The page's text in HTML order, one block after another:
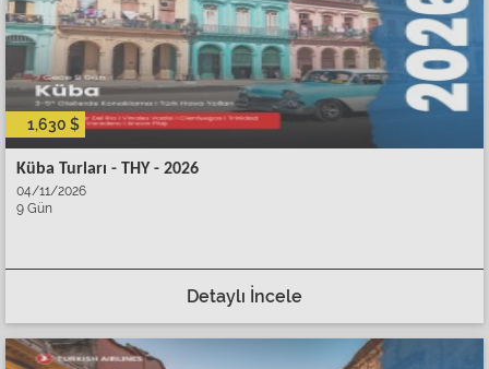
1,630 $
Küba Turları - THY - 2026
04/11/2026
9 Gün
Detaylı İncele